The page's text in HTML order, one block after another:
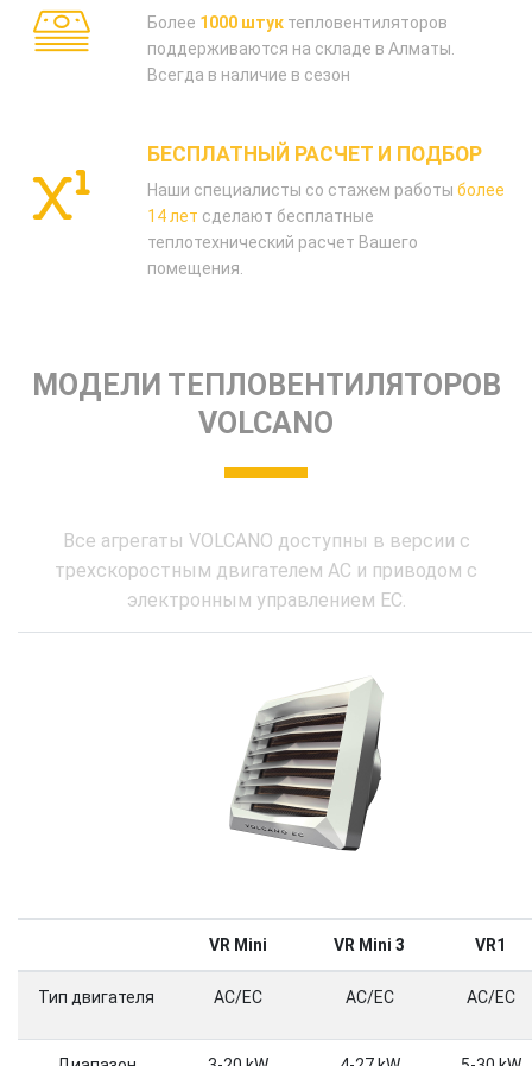
Более 1000 штуктепловентиляторов
поддерживаются на складе в Алматы.
Всегда в наличие в сезон
БЕСПЛАТНЫЙ РАСЧЕТ И ПОДБОР
Наши специалисты со стажем работы более
14 лет сделают бесплатные
теплотехнический расчет Вашего
помещения.
МОДЕЛИ ТЕПЛОВЕНТИЛЯТОРОВ
VOLCANO
Все агрегаты VOLCANO доступны в версии с
трехскоростным двигателем AC и приводом с
электронным управлением EC.
VR Mini VR Mini 3 VR1
Тип двигателя AC/EC AC/EC AC/EC